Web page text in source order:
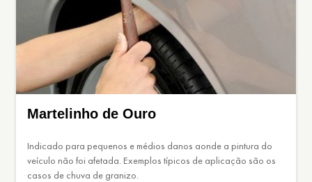
Martelinho de Ouro
Indicado para pequenos e médios danos aonde a pintura do
veículo não foi afetada. Exemplos típicos de aplicação são os
casos de chuva de granizo.